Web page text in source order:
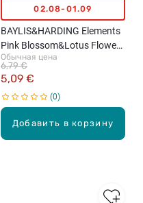
Добавить в корзину
02.08-01.09
BAYLIS&HARDING Elements
Pink Blossom&Lotus Flower
жидкое мыло для рук,
500мл
Обычная цена
5,09 €
6,79 €
0